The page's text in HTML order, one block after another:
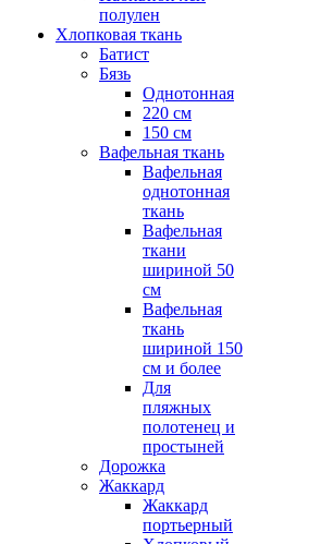
полулен
Хлопковая ткань
Батист
Бязь
Однотонная
220 см
150 см
Вафельная ткань
Вафельная
однотонная
ткань
Вафельная
ткани
шириной 50
см
Вафельная
ткань
шириной 150
см и более
Для
пляжных
полотенец и
простыней
Дорожка
Жаккард
Жаккард
портьерный